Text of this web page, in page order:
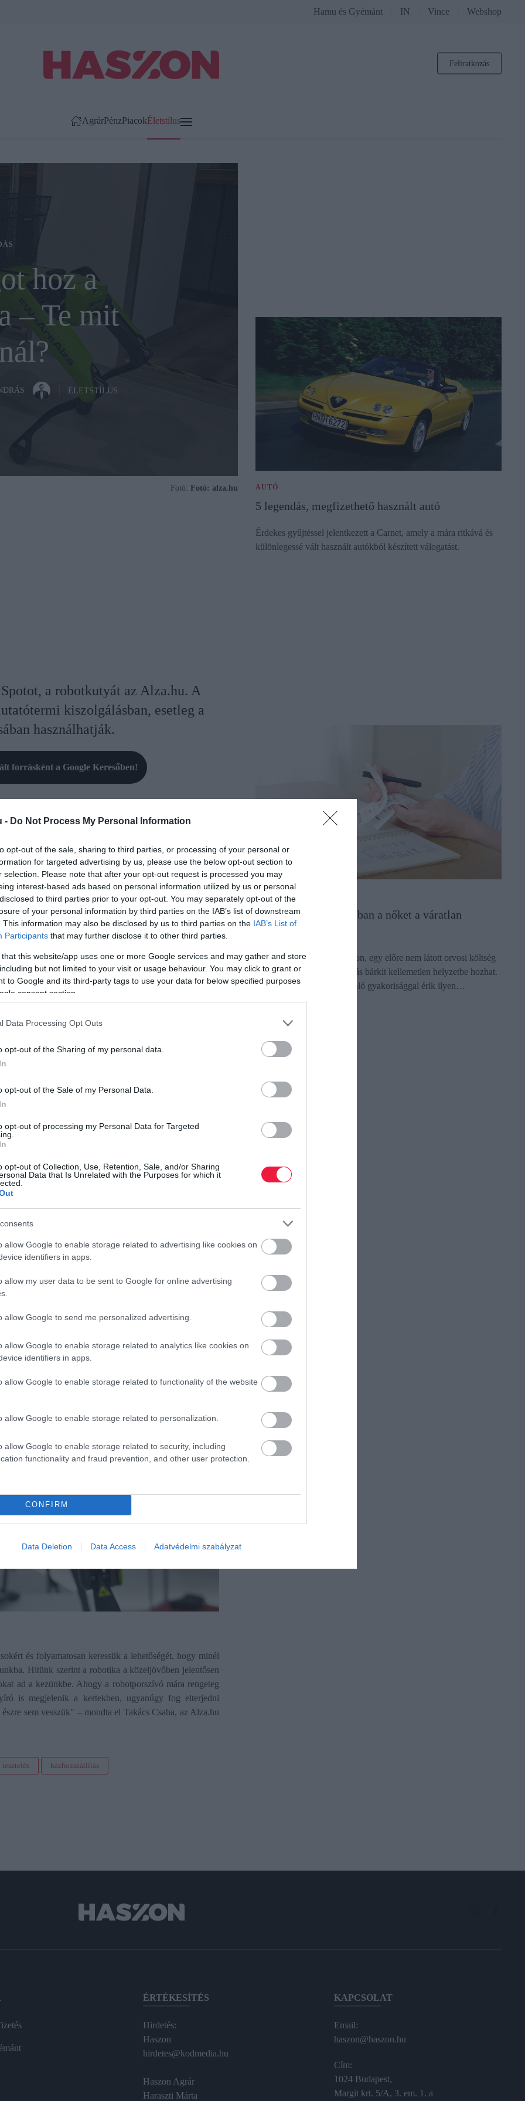
- Do Not Process My Personal Information
opt-out of the sale, sharing to third parties, or processing of your personal or
for targeted advertising by us, please use the below opt-out section to
selection. Please note that after your opt-out request is processed you may
interest-based ads based on personal information utilized by us or personal
to third parties prior to your opt-out. You may separately opt-out of the
of your personal information by third parties on the IAB’s list of downstream
This information may also be disclosed by us to third parties on the IAB’s List of
Participants that may further disclose it to other third parties.
that this website/app uses one or more Google services and may gather and store
but not limited to your visit or usage behaviour. You may click to grant or
to Google and its third-party tags to use your data for below specified purposes
consent section.
Data Processing Opt Outs
opt-out of the Sharing of my personal data.
opt-out of the Sale of my Personal Data.
opt-out of processing my Personal Data for Targeted
opt-out of Collection, Use, Retention, Sale, and/or Sharing
Data that Is Unrelated with the Purposes for which it
allow Google to enable storage related to advertising like cookies on
identifiers in apps.
allow my user data to be sent to Google for online advertising
allow Google to send me personalized advertising.
allow Google to enable storage related to analytics like cookies on
identifiers in apps.
allow Google to enable storage related to functionality of the website
allow Google to enable storage related to personalization.
allow Google to enable storage related to security, including
functionality and fraud prevention, and other user protection.
CONFIRM
Data Deletion Data Access Adatvédelmi szabályzat
Hamu és Gyémánt IN Vince Webshop
Feliratkozás
AgrárPénzPiacokÉletstílus
hoz a
– Te mit
ÉLETSTÍLUS
Fotó: Fotó: alza.hu
a robotkutyát az Alza.hu. A
kiszolgálásban, esetleg a
használhatják.
forrásként a Google Keresőben!
a Boston Dynamics fejlesztését, Spotot, a
méter hosszú, és több mint 30 kg tömegű robotkutya
sebességgel is. Kamerákkal érzékeli 360 fokban a
akkumulátor 90 percig képes működésben tartani a
és helyzetekben fogja felmérni használhatóságát. Alíz
képes az akadályokat kikerülni, de akár az ajtók
kiszolgálni a vásárlókat vagy akár házhoz szállítani
alapuló terméket szeretne bevezetni a magyar piacra,
várható fogyasztói ára egyelőre nem ismert, jelenlegi
és folyamatosan keressük a lehetőségét, hogy minél
Hitünk szerint a robotika a közeljövőben jelentősen
ad a kezünkbe. Ahogy a robotporszívó mára rengeteg
is megjelenik a kertekben, ugyanúgy fog elterjedni
sem vesszük" – mondta el Takács Csaba, az Alza.hu
tesztelés házhozszállítás
AUTÓ
5 legendás, megfizethető használt autó
Érdekes gyűjtéssel jelentkezett a Carnet, amely a mára ritkává és
különlegessé vált használt autókból készített válogatást.
PÉNZÜGYEK
Ezért viselik meg jobban a nőket a váratlan
kiadások
Egy hirtelen bekrepált telefon, egy előre nem látott orvosi költség
vagy egy váratlan autójavítás bárkit kellemetlen helyzetbe hozhat.
A nőket és a férfiakat hasonló gyakorisággal érik ilyen…
rectangle
ÉRTÉKESÍTÉS
Hirdetés:
Haszon
hirdetes@kodmedia.hu
Haszon Agrár
Haraszti Márta
KAPCSOLAT
Email:
haszon@haszon.hu
Cím:
1024 Budapest,
Margit krt. 5/A, 3. em. 1. a